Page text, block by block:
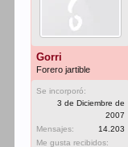
Gorri
Forero jartible
Se incorporó:
3 de Diciembre de
2007
Mensajes:
14.203
Me gusta recibidos: